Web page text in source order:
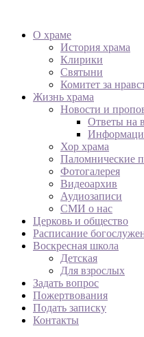
О храме
История храма
Клирики
Святыни
Комитет за
Жизнь храма
Новости и
Ответы на
Хор храма
Паломнические
Фотогалерея
Видеоархив
Аудиозаписи
СМИ о нас
Церковь и общество
Расписание
Воскресная школа
Детская
Для взрослых
Задать вопрос
Пожертвования
Подать записку
Контакты